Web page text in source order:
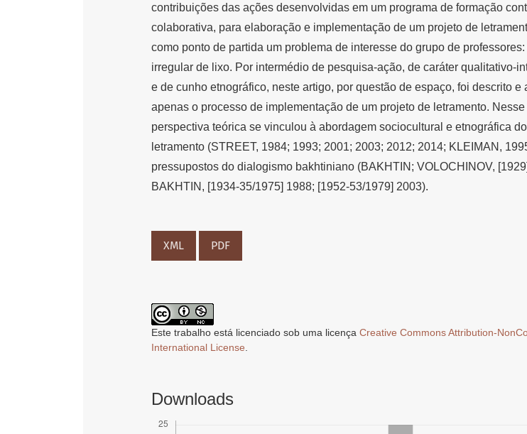
contribuições das ações desenvolvidas em um programa de formação
colaborativa, para elaboração e implementação de um projeto de
como ponto de partida um problema de interesse do grupo de
irregular de lixo. Por intermédio de pesquisa-ação, de caráter qualitativo-
e de cunho etnográfico, neste artigo, por questão de espaço, foi descrito e
apenas o processo de implementação de um projeto de letramento.
perspectiva teórica se vinculou à abordagem sociocultural e etnográfica
letramento (STREET, 1984; 1993; 2001; 2003; 2012; 2014; KLEIMAN,
pressupostos do dialogismo bakhtiniano (BAKHTIN; VOLOCHINOV,
BAKHTIN, [1934-35/1975] 1988; [1952-53/1979] 2003).
XML PDF
Este trabalho está licenciado sob uma licença Creative Commons Attribution-
International License
Downloads